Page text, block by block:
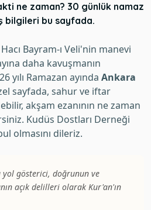
ne zaman? 30 günlük namaz
bilgileri bu sayfada.
Bayram-ı Veli'nin manevi
daha kavuşmanın
yılı Ramazan ayında Ankara
sayfada, sahur ve iftar
akşam ezanının ne zaman
Kudüs Dostları Derneği
olmasını dileriz.
yol gösterici, doğrunun ve
açık delilleri olarak Kur'an'ın